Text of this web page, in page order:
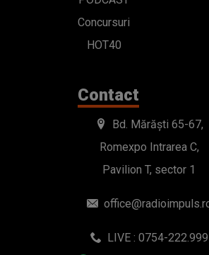
Romexpo Intrarea C,
Pavilion T, sector 1
LIVE : 0754-222.999
WhatsApp: 0754-
© 2019-2026 DOGAN MEDIA